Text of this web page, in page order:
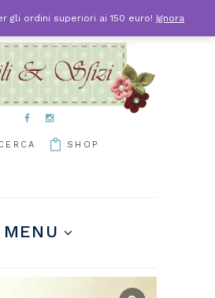
SHOP
MENU
gli ordini superiori ai 150 euro! Ignora